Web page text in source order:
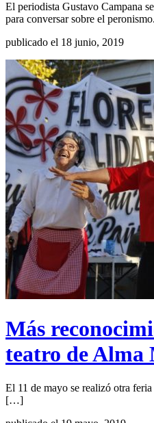
El periodista Gustavo Campana
para conversar sobre el
publicado el 18 junio, 2019
Más
teatro de Alma
El 11 de mayo se realizó otra
[…]